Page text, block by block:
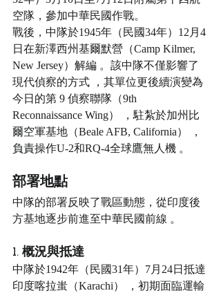
空隊，參加中華民國作戰。
戰後，中隊於1945年（民國34年）12月4
日在新澤西州基爾默營（Camp Kilmer,
New Jersey）解編 。該中隊不僅影響了
現代偵察的方式 ，其單位更後續演變為
今日的第 9 偵察聯隊（9th
Reconnaissance Wing） ，駐紮於加州比
爾空軍基地（Beale AFB, California） ，
負責操作U-2和RQ-4全球鷹無人機 。
部署地點
中隊的部署反映了戰區動態，從印度後
方基地逐步前進至中華民國前線 。
1. 概況與抵達
中隊於1942年（民國31年）7月24日抵達
印度喀拉蚩（Karachi） ，初期面臨運輸